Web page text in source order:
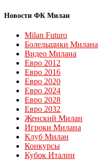
Новости ФК Милан
Milan Futuro
Болельщики Милана
Видео Милана
Евро 2012
Евро 2016
Евро 2020
Евро 2024
Евро 2028
Евро 2032
Женский Милан
Игроки Милана
Клуб Милан
Конкурсы
Кубок Италии